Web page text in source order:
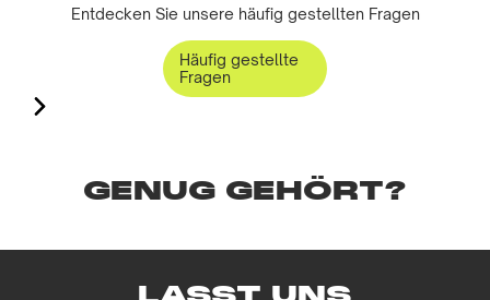
Entdecken Sie unsere häufig gestellten Fragen
Häufig gestellte
Fragen
GENUG GEHÖRT?
LASST UNS